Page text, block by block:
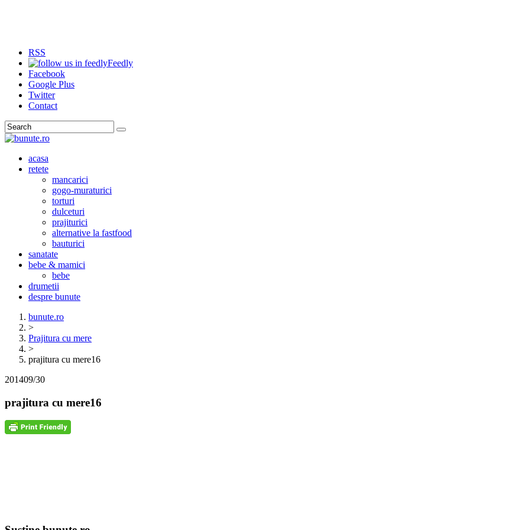
RSS
Feedly
Facebook
Google Plus
Twitter
Contact
Search
acasa
retete
mancarici
gogo-muraturici
torturi
dulceturi
prajiturici
alternative la fastfood
bauturici
sanatate
bebe & mamici
bebe
drumetii
despre bunute
bunute.ro
>
Prajitura cu mere
>
prajitura cu mere16
201409/30
prajitura cu mere16